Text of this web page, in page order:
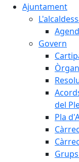
Ajuntament
Govern
del
Pla